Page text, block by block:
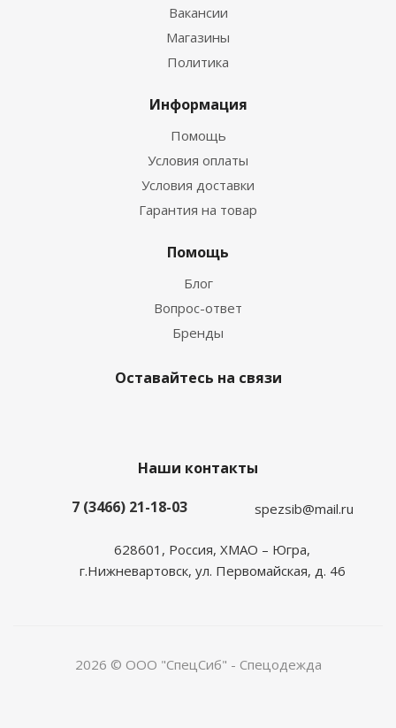
Вакансии
Магазины
Политика
Информация
Помощь
Условия оплаты
Условия доставки
Гарантия на товар
Помощь
Блог
Вопрос-ответ
Бренды
Оставайтесь на связи
Наши контакты
7 (3466) 21-18-03
spezsib@mail.ru
628601, Россия, ХМАО – Югра,
г.Нижневартовск, ул. Первомайская, д. 46
2026 © ООО "СпецСиб" - Спецодежда